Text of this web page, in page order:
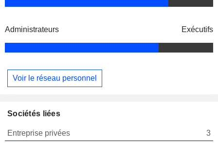
Administrateurs Exécutifs
Voir le réseau personnel
Sociétés liées
Entreprise privées
3